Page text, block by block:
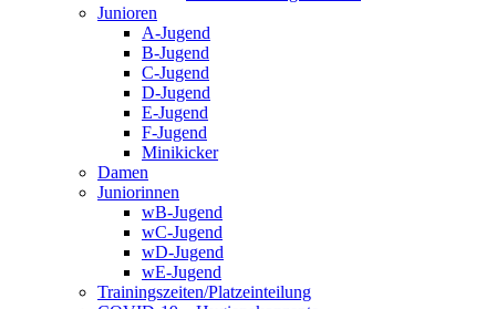
Junioren
A-Jugend
B-Jugend
C-Jugend
D-Jugend
E-Jugend
F-Jugend
Minikicker
Damen
Juniorinnen
wB-Jugend
wC-Jugend
wD-Jugend
wE-Jugend
Trainingszeiten/Platzeinteilung